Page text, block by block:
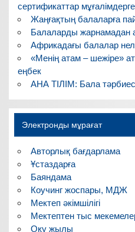
сертификаттар мұғалімдерге
Жаңғақтың балаларға
Балаларды жарнамадан
Африкадағы балалар
«Менің атам – шежіре»
еңбек
АНА ТІЛІМ: Бала
Электронды мұрағат
Авторлық бағдарлама
Ұстаздарға
Баяндама
Коучинг жоспары, МДЖ
Мектеп әкімшілігі
Мектептен тыс
Оқу жылы